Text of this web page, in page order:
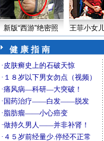
新版“西游”绝密照 王菲小女
健 康 指 南